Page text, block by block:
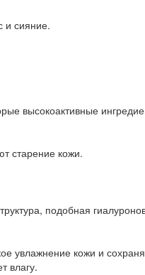
и сияние.
высокоактивные
старение кожи.
подобная
увлажнение кожи и
влагу.